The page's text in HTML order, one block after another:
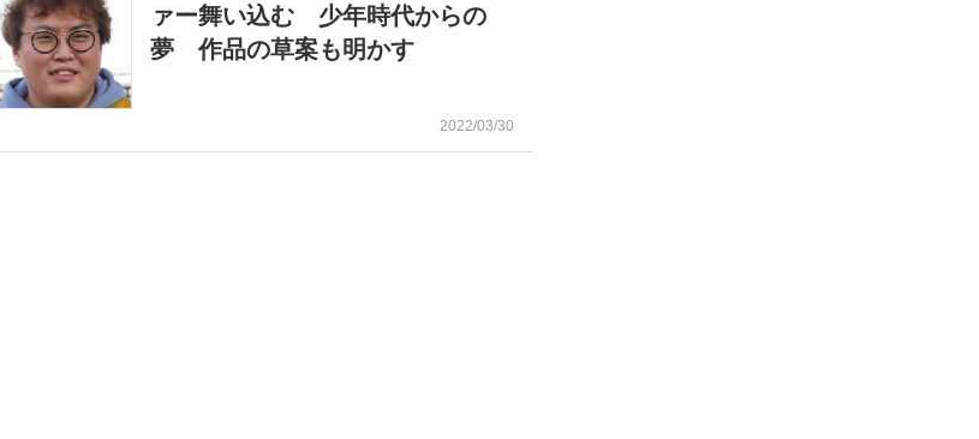
ァー舞い込む 少年時代からの
夢 作品の草案も明かす
2022/03/30